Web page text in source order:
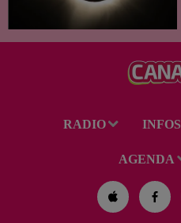
RADIO INFOS
AGENDA